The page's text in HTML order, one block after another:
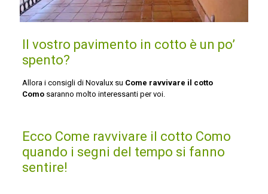
Il vostro pavimento in cotto è un po’
spento?
Allora i consigli di Novalux su Come ravvivare il cotto
Como saranno molto interessanti per voi.
Ecco Come ravvivare il cotto Como
quando i segni del tempo si fanno
sentire!